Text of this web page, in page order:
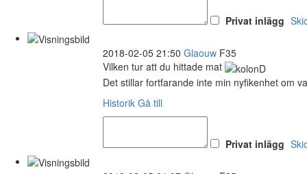
Privat inlägg
2018-02-05 21:50 Glaouw F35
Vilken tur att du hittade mat
Det stillar fortfarande inte min nyfikenhet om
Historik Gå till
Privat inlägg